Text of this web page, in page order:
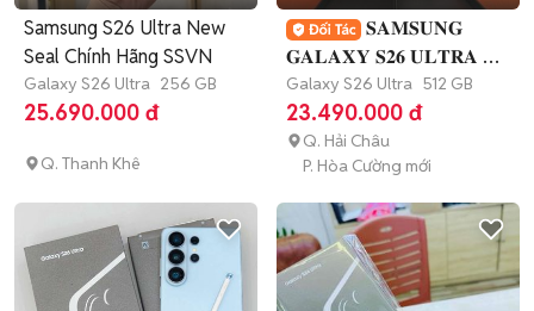
Samsung S26 Ultra New
Seal Chính Hãng SSVN
Galaxy S26 Ultra 256 GB
25.690.000 đ
Q. Thanh Khê
𝐒𝐀𝐌𝐒𝐔𝐍𝐆
𝐆𝐀𝐋𝐀𝐗𝐘 𝐒𝟐𝟔 𝐔𝐋𝐓𝐑𝐀 có
trả góp
Galaxy S26 Ultra 512 GB
23.490.000 đ
Q. Hải Châu
P. Hòa Cường mới